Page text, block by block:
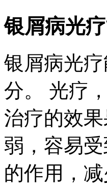
银屑病光
银屑病光
分。 光疗
治疗的效
弱，容易
的作用，